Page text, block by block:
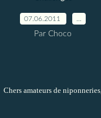
07.06.2011
Par Choco
Chers amateurs de niponneries,